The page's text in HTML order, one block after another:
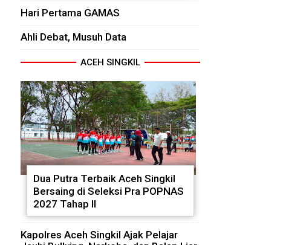
Hari Pertama GAMAS
Ahli Debat, Musuh Data
ACEH SINGKIL
Dua Putra Terbaik Aceh Singkil
Bersaing di Seleksi Pra POPNAS
2027 Tahap II
Kapolres Aceh Singkil Ajak Pelajar